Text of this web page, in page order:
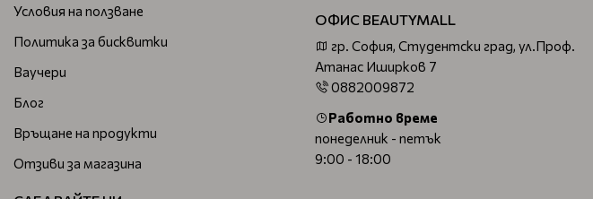
Условия на ползване
Политика за бисквитки
Ваучери
Блог
Връщане на продукти
Отзиви за магазина
ОФИС BEAUTYMALL
гр. София, Студентски град, ул.Проф.
Атанас Иширков 7
0882009872
Работно време
понеделник - петък
9:00 - 18:00